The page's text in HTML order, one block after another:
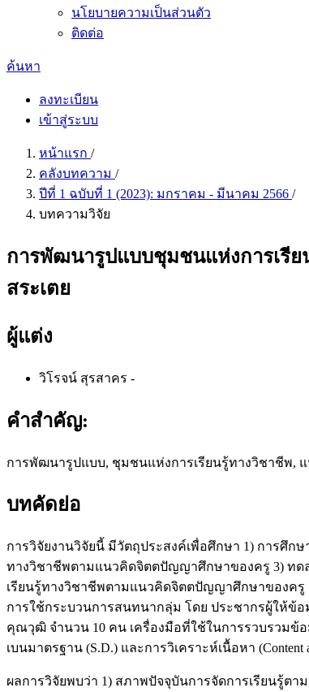
นโยบายความเป็นส่วนตัว
ติดต่อ
ค้นหา
ลงทะเบียน
เข้าสู่ระบบ
หน้าแรก /
คลังบทความ /
ปีที่ 1 ฉบับที่ 1 (2023): มกราคม - มีนาคม 2566 /
บทความวิจัย
การพัฒนารูปแบบชุมชนแห่งการเรีย
สระเตย
ผู้แต่ง
วิโรจน์ สุรสาคร -
คำสำคัญ:
การพัฒนารูปแบบ, ชุมชนแห่งการเรียนรู้ทางวิชาชีพ,
บทคัดย่อ
การวิจัยงานวิจัยนี้ มีวัตถุประสงค์เพื่อศึกษา 1) การศึ
ทางวิชาชีพตามแนวคิดจิตตปัญญาศึกษาของครู 3) ทด
เรียนรู้ทางวิชาชีพตามแนวคิดจิตตปัญญาศึกษาของครู
การใช้กระบวนการสนทนากลุ่ม โดย ประชากรผู้ให้ข้
คุณวุฒิ จำนวน 10 คน เครื่องมือที่ใช้ในการรวบรวมข้อ
เบนมาตรฐาน (S.D.) และการวิเคราะห์เนื้อหา (Content
ผลการวิจัยพบว่า 1) สภาพปัจจุบันการจัดการเรียนรู้